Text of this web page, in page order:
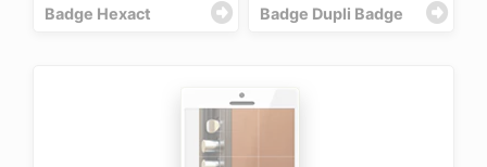
Badge Hexact Badge Dupli Badge